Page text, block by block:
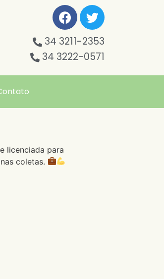
34 3211-2353
34 3222-0571
licenciada para
coletas.